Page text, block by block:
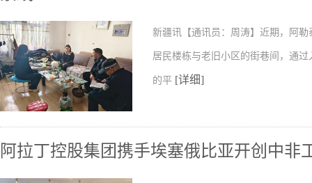
新疆讯【通讯员：周涛】近期，阿
居民楼栋与老旧小区的街巷间，通
的平 [详细]
阿拉丁控股集团携手埃塞俄比亚开创中非